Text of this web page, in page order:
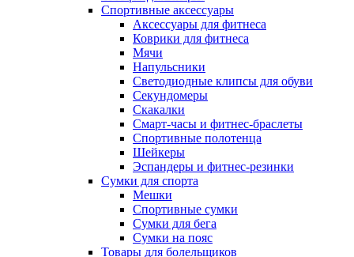
Спортивные аксессуары
Аксессуары для фитнеса
Коврики для фитнеса
Мячи
Напульсники
Светодиодные клипсы для обуви
Секундомеры
Скакалки
Смарт-часы и фитнес-браслеты
Спортивные полотенца
Шейкеры
Эспандеры и фитнес-резинки
Сумки для спорта
Мешки
Спортивные сумки
Сумки для бега
Сумки на пояс
Товары для болельщиков